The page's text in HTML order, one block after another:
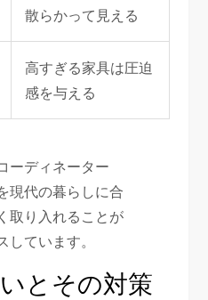
散らかって見える
高すぎる家具は圧迫
感を与える
ーディネーター
現代の暮らしに合
取り入れることが
しています。
とその対策